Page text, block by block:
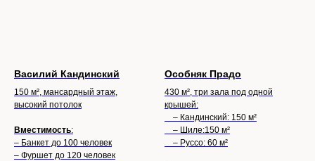
Василий Кандинский
150 м², мансардный этаж,
высокий потолок
Вместимость:
– Банкет до 100 человек
– Фуршет до 120 человек
Особняк Прадо
430 м², три зала под одной
крышей:
– Кандинский: 150 м²
– Шиле:150 м²
– Руссо: 60 м²